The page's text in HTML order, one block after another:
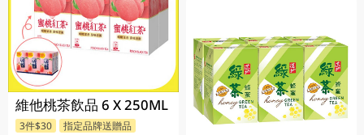
維他桃茶飲品 6 X 250ML
3件$30 指定品牌送贈品